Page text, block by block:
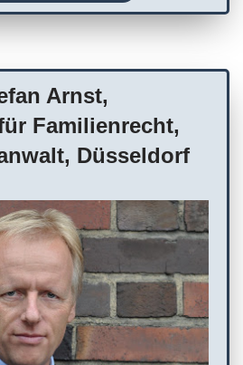
Arnst,
Familienrecht,
Düsseldorf